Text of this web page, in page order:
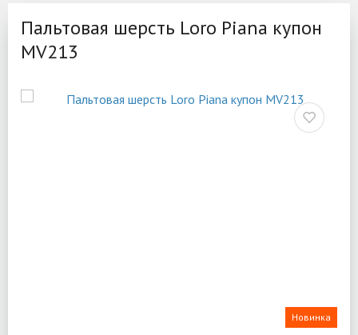
Пальтовая шерсть Loro Piana купон
MV213
Новинка